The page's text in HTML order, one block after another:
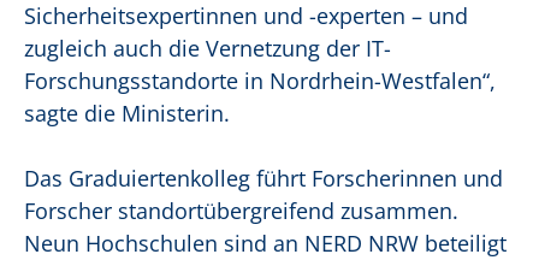
Sicherheitsexpertinnen und -experten – und
zugleich auch die Vernetzung der IT-
Forschungsstandorte in Nordrhein-Westfalen“,
sagte die Ministerin.
Das Graduiertenkolleg führt Forscherinnen und
Forscher standortübergreifend zusammen.
Neun Hochschulen sind an NERD NRW beteiligt